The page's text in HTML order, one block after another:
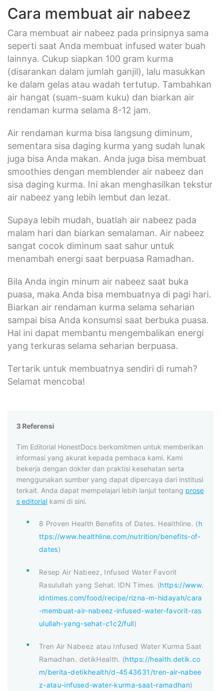
Cara membuat air nabeez
Cara membuat air nabeez pada prinsipnya sama
seperti saat Anda membuat infused water buah
lainnya. Cukup siapkan 100 gram kurma
(disarankan dalam jumlah ganjil), lalu masukkan
ke dalam gelas atau wadah tertutup. Tambahkan
air hangat (suam-suam kuku) dan biarkan air
rendaman kurma selama 8-12 jam.
Air rendaman kurma bisa langsung diminum,
sementara sisa daging kurma yang sudah lunak
juga bisa Anda makan. Anda juga bisa membuat
smoothies dengan memblender air nabeez dan
sisa daging kurma. Ini akan menghasilkan tekstur
air nabeez yang lebih lembut dan lezat.
Supaya lebih mudah, buatlah air nabeez pada
malam hari dan biarkan semalaman. Air nabeez
sangat cocok diminum saat sahur untuk
menambah energi saat berpuasa Ramadhan.
Bila Anda ingin minum air nabeez saat buka
puasa, maka Anda bisa membuatnya di pagi hari.
Biarkan air rendaman kurma selama seharian
sampai bisa Anda konsumsi saat berbuka puasa.
Hal ini dapat membantu mengembalikan energi
yang terkuras selama seharian berpuasa.
Tertarik untuk membuatnya sendiri di rumah?
Selamat mencoba!
3 Referensi
Tim Editorial HonestDocs berkomitmen untuk memberikan
informasi yang akurat kepada pembaca kami. Kami
bekerja dengan dokter dan praktisi kesehatan serta
menggunakan sumber yang dapat dipercaya dari institusi
terkait. Anda dapat mempelajari lebih lanjut tentang prose
s editorial kami di sini.
8 Proven Health Benefits of Dates. Healthline. (h
ttps://www.healthline.com/nutrition/benefits-of-
dates)
Resep Air Nabeez, Infused Water Favorit
Rasulullah yang Sehat. IDN Times. (https://www.
idntimes.com/food/recipe/rizna-m-hidayah/cara
-membuat-air-nabeez-infused-water-favorit-ras
ulullah-yang-sehat-c1c2/full)
Tren Air Nabeez atau Infused Water Kurma Saat
Ramadhan. detikHealth. (https://health.detik.co
m/berita-detikhealth/d-4543631/tren-air-nabee
z-atau-infused-water-kurma-saat-ramadhan)